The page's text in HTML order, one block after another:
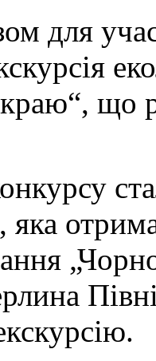
для
що
яка